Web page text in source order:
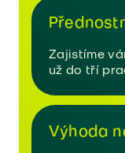
Zajistíme
už do tří
Výhoda